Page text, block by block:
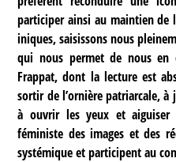
participer ainsi au maintien de
iniques, saisissons nous
qui nous permet de nous en
Frappat, dont la lecture est
sortir de l’ornière patriarcale,
à ouvrir les yeux et aiguiser
féministe des images et des
systémique et participent au